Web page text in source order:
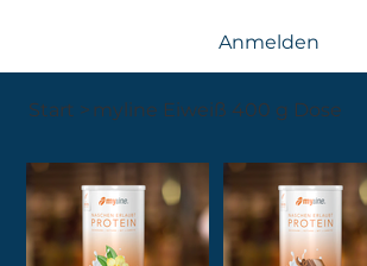
Anmelden
Start > myline Eiweiß 400 g Dose